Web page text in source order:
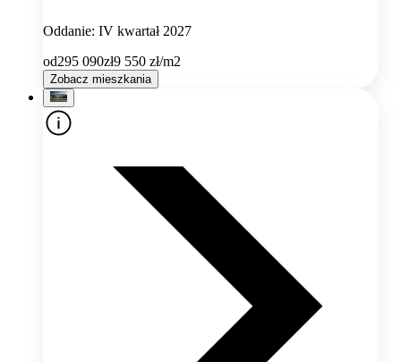
Oddanie: IV kwartał 2027
od295 090zł9 550 zł/m2
Zobacz mieszkania